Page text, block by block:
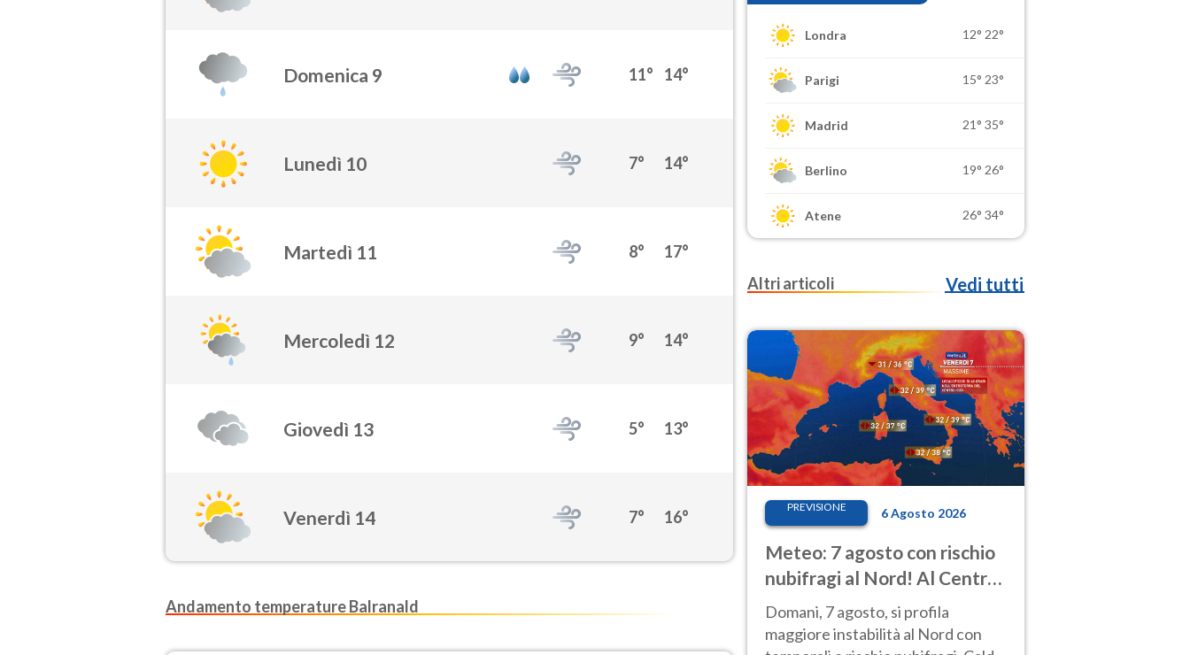
Domenica 9 11° 14°
Lunedì 10 7° 14°
Martedì 11 8° 17°
Mercoledì 12 9° 14°
Giovedì 13 5° 13°
Venerdì 14 7° 16°
Andamento temperature Balranald
Londra 12° 22°
Parigi 15° 23°
Madrid 21° 35°
Berlino 19° 26°
Atene 26° 34°
Altri articoli Vedi tutti
PREVISIONE 6 Agosto 2026
Meteo: 7 agosto con rischio
nubifragi al Nord! Al Centro-
Sud caldo estremo
Domani, 7 agosto, si profila
maggiore instabilità al Nord con